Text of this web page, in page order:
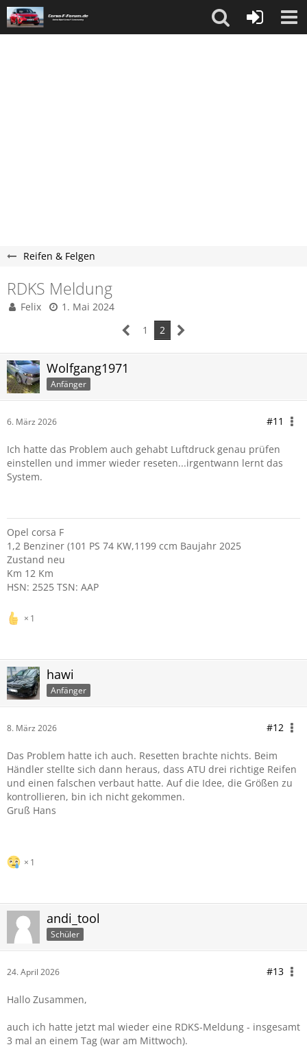
Reifen & Felgen
RDKS Meldung
Felix
1. Mai 2024
1
2
Wolfgang1971
Anfänger
6. März 2026 #11
Ich hatte das Problem auch gehabt Luftdruck genau prüfen
einstellen und immer wieder reseten...irgentwann lernt das
System.
Opel corsa F
1,2 Benziner (101 PS 74 KW,1199 ccm Baujahr 2025
Zustand neu
Km 12 Km
HSN: 2525 TSN: AAP
1
hawi
Anfänger
8. März 2026 #12
Das Problem hatte ich auch. Resetten brachte nichts. Beim
Händler stellte sich dann heraus, dass ATU drei richtige Reifen
und einen falschen verbaut hatte. Auf die Idee, die Größen zu
kontrollieren, bin ich nicht gekommen.
Gruß Hans
1
andi_tool
Schüler
24. April 2026 #13
Hallo Zusammen,
auch ich hatte jetzt mal wieder eine RDKS-Meldung - insgesamt
3 mal an einem Tag (war am Mittwoch).